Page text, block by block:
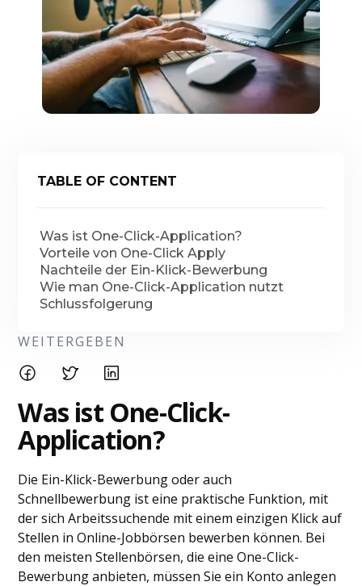
TABLE OF CONTENT
Was ist One-Click-Application?
Vorteile von One-Click Apply
Nachteile der Ein-Klick-Bewerbung
Wie man One-Click-Application nutzt
Schlussfolgerung
WEITERGEBEN
Was ist One-Click-
Application?
Die Ein-Klick-Bewerbung oder auch
Schnellbewerbung ist eine praktische Funktion, mit
der sich Arbeitssuchende mit einem einzigen Klick auf
Stellen in Online-Jobbörsen bewerben können. Bei
den meisten Stellenbörsen, die eine One-Click-
Bewerbung anbieten, müssen Sie ein Konto anlegen